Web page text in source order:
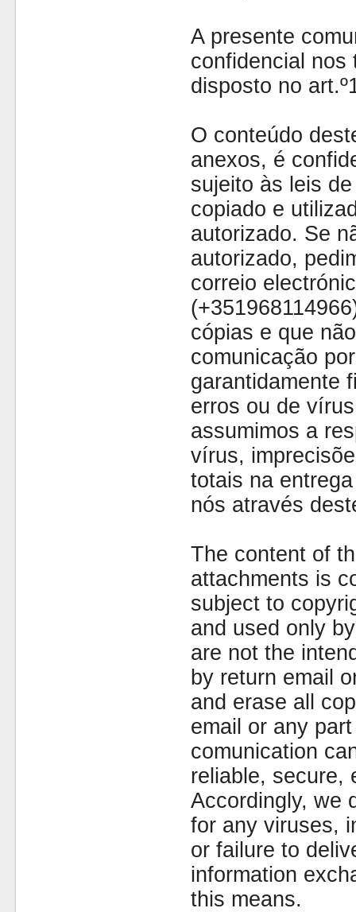
A presente
confidencial nos
disposto no
O conteúdo
anexos, é
sujeito às leis
copiado e
autorizado. Se
autorizado,
correio
cópias e que
comunicação
garantidamente
erros ou de
assumimos a
vírus,
totais na
nós através
The content of
attachments is
subject to
and used only
are not the
by return email
and erase all
email or any
comunication
reliable, secure,
Accordingly, we
for any viruses,
or failure to
information
this means.